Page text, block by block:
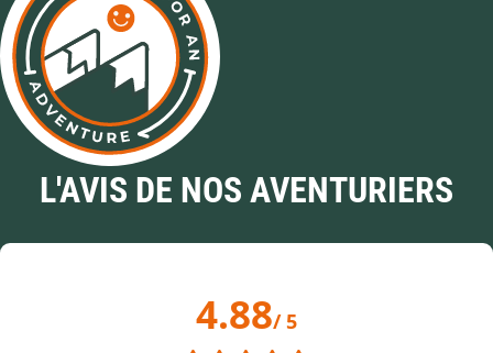
L'AVIS DE NOS AVENTURIERS
4.88/ 5